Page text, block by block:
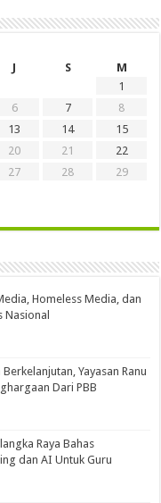
J S
M
1
6 7
8
13 14
15
20 21
22
27 28
29
Homeless Media, dan
Nasional
Yayasan Ranu
Dari PBB
Raya Bahas
dan AI Untuk Guru